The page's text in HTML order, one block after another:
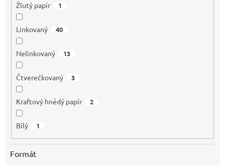
Žlutý papír 1
Linkovaný 40
Nelinkovaný 13
Čtverečkovaný 3
Kraftový hnědý papír 2
Bílý 1
Formát